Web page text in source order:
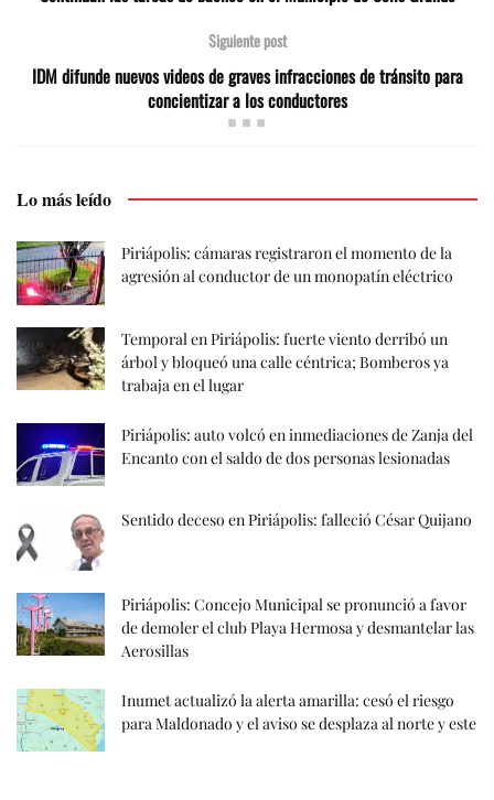
Siguiente post
IDM difunde nuevos videos de graves infracciones de tránsito para
concientizar a los conductores
Lo más leído
Piriápolis: cámaras registraron el momento de la
agresión al conductor de un monopatín eléctrico
Temporal en Piriápolis: fuerte viento derribó un
árbol y bloqueó una calle céntrica; Bomberos ya
trabaja en el lugar
Piriápolis: auto volcó en inmediaciones de Zanja del
Encanto con el saldo de dos personas lesionadas
Sentido deceso en Piriápolis: falleció César Quijano
Piriápolis: Concejo Municipal se pronunció a favor
de demoler el club Playa Hermosa y desmantelar las
Aerosillas
Inumet actualizó la alerta amarilla: cesó el riesgo
para Maldonado y el aviso se desplaza al norte y este